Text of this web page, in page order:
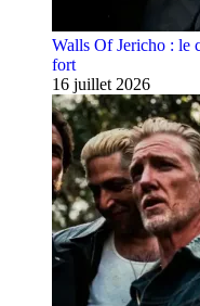
Walls Of Jericho : le
fort
16 juillet 2026